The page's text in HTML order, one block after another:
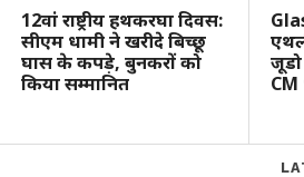
12वां राष्ट्रीय हथकरघा दिवस:
सीएम धामी ने खरीदे बिच्छू
घास के कपड़े, बुनकरों को
किया सम्मानित
जूडो
CM